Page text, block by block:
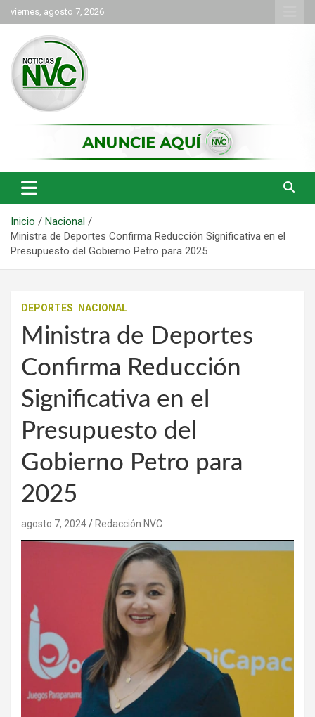
Saltar
al
contenido
viernes, agosto 7, 2026
NVC Noticias
Inicio
Nacional
Ministra de Deportes Confirma Reducción Significativa en el
Presupuesto del Gobierno Petro para 2025
DEPORTES NACIONAL
Ministra de Deportes
Confirma Reducción
Significativa en el
Presupuesto del
Gobierno Petro para
2025
agosto 7, 2024 Redacción NVC